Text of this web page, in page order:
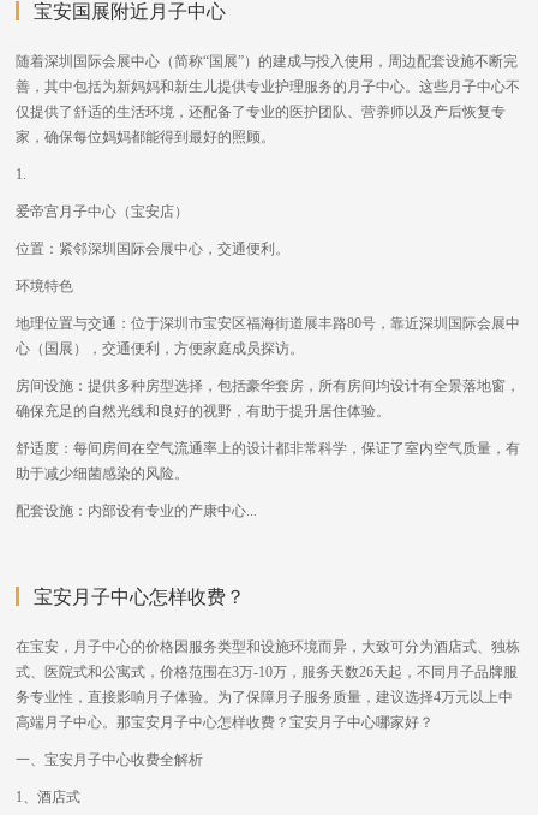
宝安国展附近月子中心
随着深圳国际会展中心（简称“国展”）的建成与投入使用，周边配套设施不断完
善，其中包括为新妈妈和新生儿提供专业护理服务的月子中心。这些月子中心不
仅提供了舒适的生活环境，还配备了专业的医护团队、营养师以及产后恢复专
家，确保每位妈妈都能得到最好的照顾。
1.
爱帝宫月子中心（宝安店）
位置：紧邻深圳国际会展中心，交通便利。
环境特色
地理位置与交通：位于深圳市宝安区福海街道展丰路80号，靠近深圳国际会展中
心（国展），交通便利，方便家庭成员探访。
房间设施：提供多种房型选择，包括豪华套房，所有房间均设计有全景落地窗，
确保充足的自然光线和良好的视野，有助于提升居住体验。
舒适度：每间房间在空气流通率上的设计都非常科学，保证了室内空气质量，有
助于减少细菌感染的风险。
配套设施：内部设有专业的产康中心...
宝安月子中心怎样收费？
在宝安，月子中心的价格因服务类型和设施环境而异，大致可分为酒店式、独栋
式、医院式和公寓式，价格范围在3万-10万，服务天数26天起，不同月子品牌服
务专业性，直接影响月子体验。为了保障月子服务质量，建议选择4万元以上中
高端月子中心。那宝安月子中心怎样收费？宝安月子中心哪家好？
一、宝安月子中心收费全解析
1、酒店式